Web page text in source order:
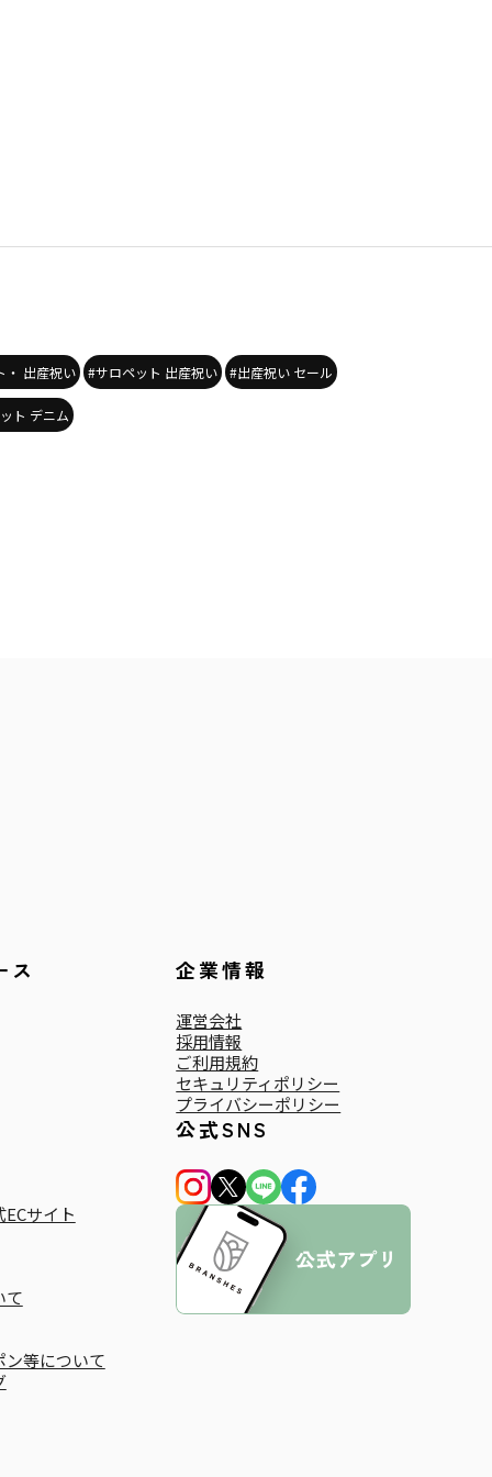
・ 出産祝い #サロペット 出産祝い #出産祝い セール
ト デニム
ス
サイト
て
等について
企業情報
運営会社
採用情報
ご利用規約
セキュリティポリシー
プライバシーポリシー
公式SNS